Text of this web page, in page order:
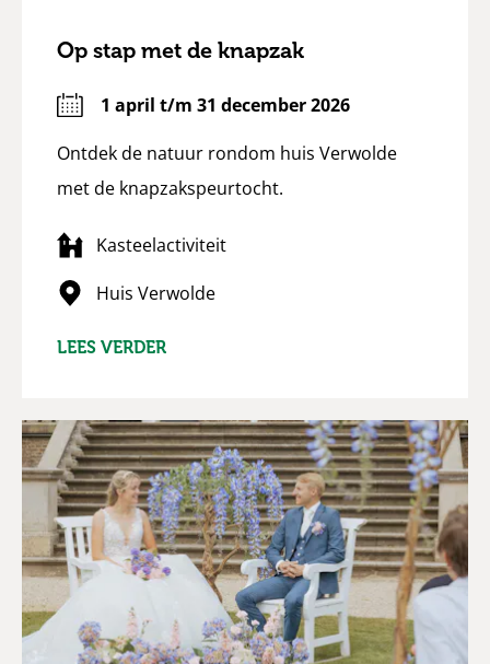
Op stap met de knapzak
1 april t/m 31 december 2026
Ontdek de natuur rondom huis Verwolde
met de knapzakspeurtocht.
Kasteelactiviteit
Huis Verwolde
LEES VERDER